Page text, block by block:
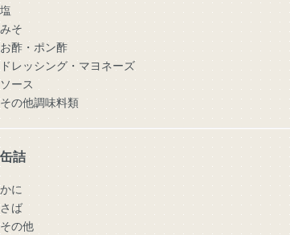
塩
みそ
お酢・ポン酢
ドレッシング・マヨネーズ
ソース
その他調味料類
缶詰
かに
さば
その他